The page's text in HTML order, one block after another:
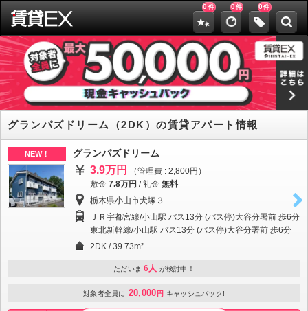
0 件 0件 0件
グランパズドリーム（2DK）の賃貸アパート情報
NEW！ グランパズドリーム
3.9万円
（管理費 : 2,800円）
敷金 7.8万円 /礼金 無料
栃木県小山市犬塚３
ＪＲ宇都宮線/小山駅 バス13分 (バス停)大谷分署前 歩6分
東北新幹線/小山駅 バス13分 (バス停)大谷分署前 歩6分
2DK / 39.73m²
ただいま 6人 が検討中！
対象者全員に 20,000 円 キャッシュバック!